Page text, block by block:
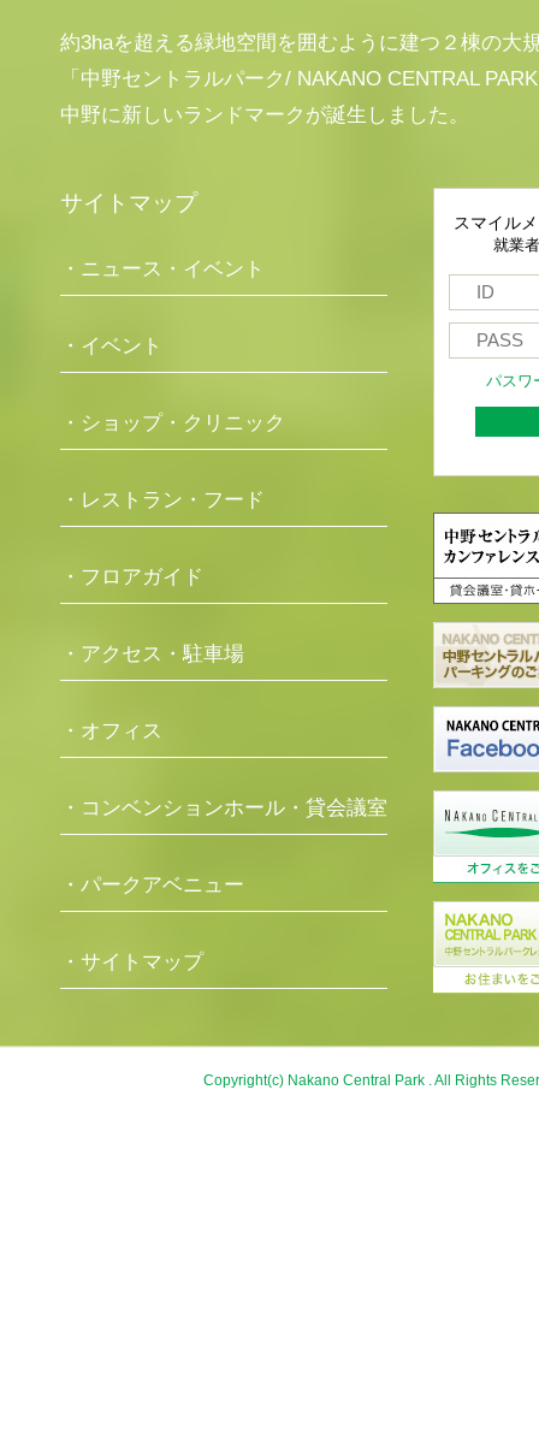
約3haを超える緑地空間を囲むように建つ２棟の大
「中野セントラルパーク/ NAKANO CENTRAL
中野に新しいランドマークが誕生しました。
サイトマップ
・ニュース・イベント
・イベント
・ショップ・クリニック
・レストラン・フード
・フロアガイド
・アクセス・駐車場
・オフィス
・コンベンションホール・貸会議室
・パークアベニュー
・サイトマップ
スマイル
就業
パスワ
Copyright(c) Nakano Central Park . All Rights